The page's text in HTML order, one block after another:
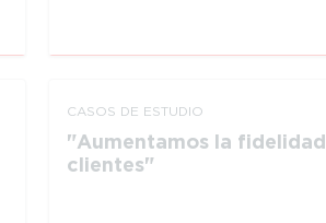
CASOS DE ESTUDIO
Aumentamos la
clientes